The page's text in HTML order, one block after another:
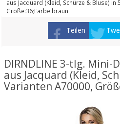
aus Jacquard (Kleid, Schürze & Bluse) in
Größe:36;Farbe:braun
Teilen
DIRNDLINE 3-tlg.
aus Jacquard (Kleid,
Varianten A70000,